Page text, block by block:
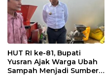
HUT RI ke-81, Bupati
Yusran Ajak Warga Ubah
Sampah Menjadi Sumber